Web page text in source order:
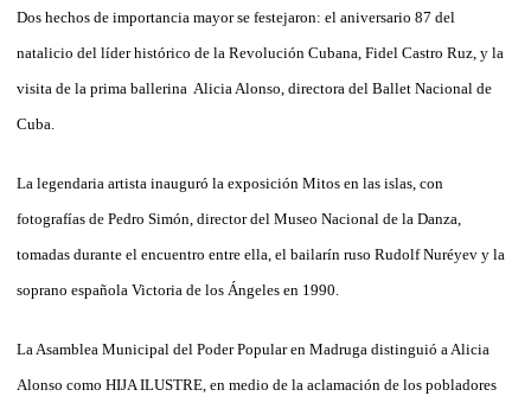
Dos hechos de importancia mayor se festejaron: el aniversario 87 del
natalicio del líder histórico de la Revolución Cubana, Fidel Castro Ruz, y la
visita de la prima ballerina Alicia Alonso, directora del Ballet Nacional de
Cuba.
La legendaria artista inauguró la exposición Mitos en las islas, con
fotografías de Pedro Simón, director del Museo Nacional de la Danza,
tomadas durante el encuentro entre ella, el bailarín ruso Rudolf Nuréyev y la
soprano española Victoria de los Ángeles en 1990.
La Asamblea Municipal del Poder Popular en Madruga distinguió a Alicia
Alonso como HIJA ILUSTRE, en medio de la aclamación de los pobladores